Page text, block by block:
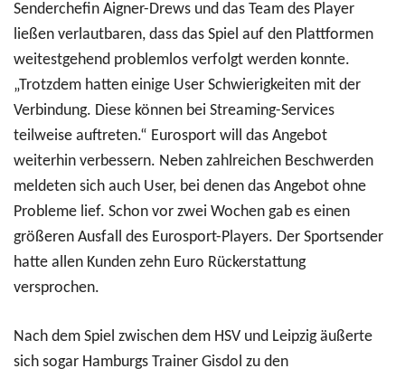
Senderchefin Aigner-Drews und das Team des Player
ließen verlautbaren, dass das Spiel auf den Plattformen
weitestgehend problemlos verfolgt werden konnte.
„Trotzdem hatten einige User Schwierigkeiten mit der
Verbindung. Diese können bei Streaming-Services
teilweise auftreten.“ Eurosport will das Angebot
weiterhin verbessern. Neben zahlreichen Beschwerden
meldeten sich auch User, bei denen das Angebot ohne
Probleme lief. Schon vor zwei Wochen gab es einen
größeren Ausfall des Eurosport-Players. Der Sportsender
hatte allen Kunden zehn Euro Rückerstattung
versprochen.
Nach dem Spiel zwischen dem HSV und Leipzig äußerte
sich sogar Hamburgs Trainer Gisdol zu den